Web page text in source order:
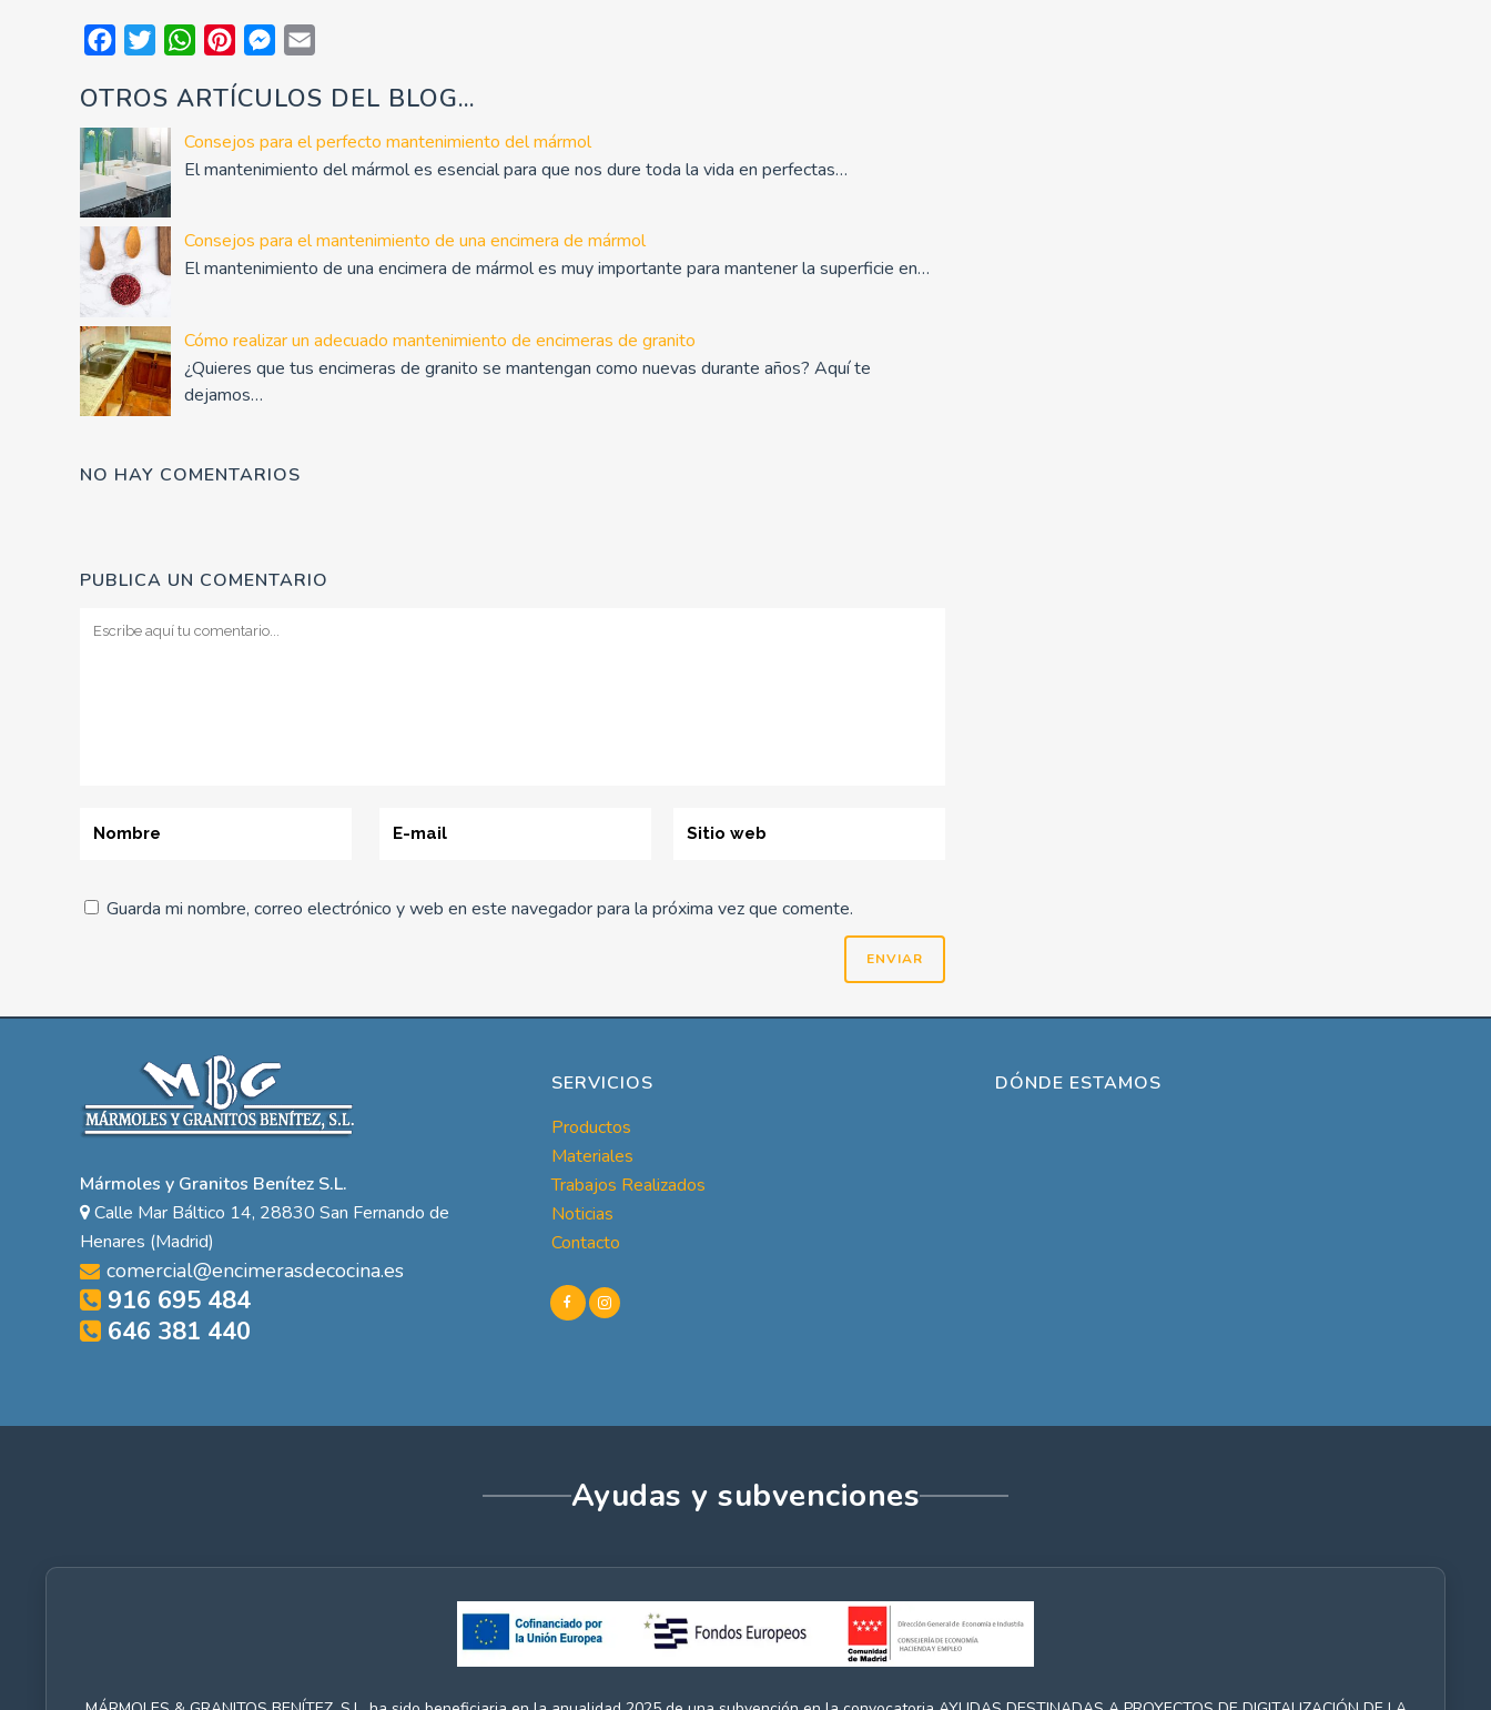
FacebookTwitterWhatsAppPinterestMessenger
OTROS ARTÍCULOS DEL BLOG...
Consejos para el perfecto mantenimiento del mármol
El mantenimiento del mármol es esencial para que nos dure toda la vida en perfectas…
Consejos para el mantenimiento de una encimera de mármol
El mantenimiento de una encimera de mármol es muy importante para mantener la superficie en…
Cómo realizar un adecuado mantenimiento de encimeras de granito
¿Quieres que tus encimeras de granito se mantengan como nuevas durante años? Aquí te
dejamos…
NO HAY COMENTARIOS
PUBLICA UN COMENTARIO
Guarda mi nombre, correo electrónico y web en este navegador para la próxima vez que comente.
Mármoles y Granitos Benítez S.L.
Calle Mar Báltico 14, 28830 San Fernando de
Henares (Madrid)
comercial@encimerasdecocina.es
916 695 484
646 381 440
SERVICIOS
Productos
Materiales
Trabajos Realizados
Noticias
Contacto
DÓNDE ESTAMOS
Ayudas y subvenciones